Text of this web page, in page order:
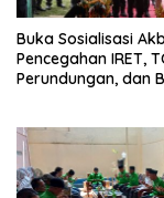
Buka Sosialisasi
Pencegahan IRET,
Perundungan, dan
bisa jaga diri, 60%
depan sudah ada